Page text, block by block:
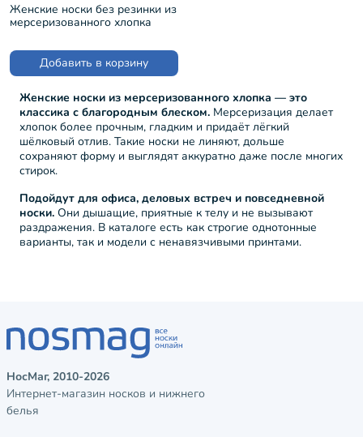
Женские носки без резинки из
мерсеризованного хлопка
Добавить в корзину
Женские носки из мерсеризованного хлопка — это
классика с благородным блеском. Мерсеризация делает
хлопок более прочным, гладким и придаёт лёгкий
шёлковый отлив. Такие носки не линяют, дольше
сохраняют форму и выглядят аккуратно даже после многих
стирок.
Подойдут для офиса, деловых встреч и повседневной
носки. Они дышащие, приятные к телу и не вызывают
раздражения. В каталоге есть как строгие однотонные
варианты, так и модели с ненавязчивыми принтами.
НосМаг, 2010-2026
Интернет-магазин носков и нижнего
белья